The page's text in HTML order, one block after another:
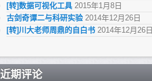
[转]数据可视化工具 2015年1月8日
古剑奇谭二与科研实验 2014年12月26日
[转]川大老师周鼎的自白书 2014年12月26日
近期评论